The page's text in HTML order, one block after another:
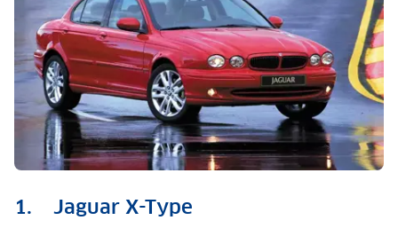
1. Jaguar X-Type